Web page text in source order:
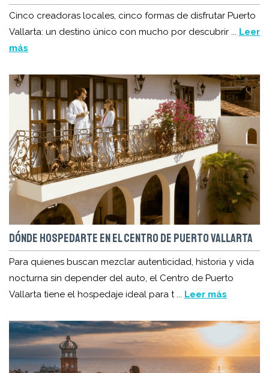
Cinco creadoras locales, cinco formas de disfrutar Puerto
Vallarta: un destino único con mucho por descubrir ... Leer
más
DÓNDE HOSPEDARTE EN EL CENTRO DE PUERTO VALLARTA
Para quienes buscan mezclar autenticidad, historia y vida
nocturna sin depender del auto, el Centro de Puerto
Vallarta tiene el hospedaje ideal para t ... Leer más